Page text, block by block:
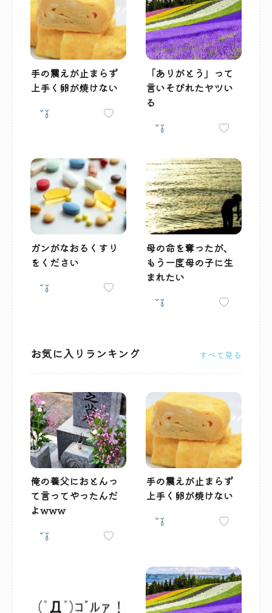
手の震えが止まらず
上手く卵が焼けない
「ありがとう」って
言いそびれたヤツい
る
ガンがなおるくすり
をください
母の命を奪ったが、
もう一度母の子に生
まれたい
お気に入りランキング すべて見る
俺の養父におとんっ
て言ってやったんだ
よwww
手の震えが止まらず
上手く卵が焼けない